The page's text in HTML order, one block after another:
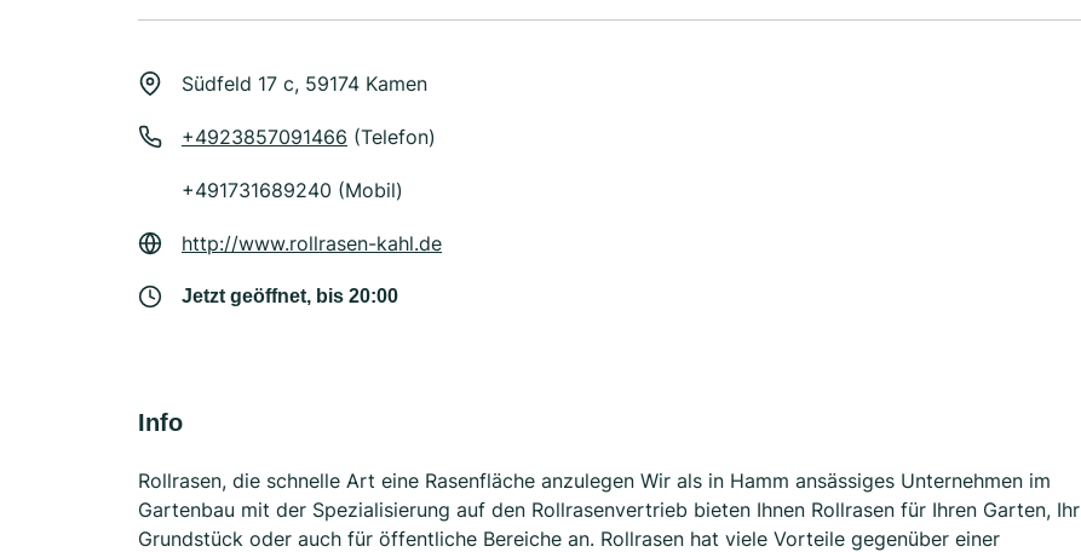
Südfeld 17 c, 59174 Kamen
+4923857091466 (Telefon)
+491731689240 (Mobil)
http://www.rollrasen-kahl.de
Jetzt geöffnet, bis 20:00
Info
Rollrasen, die schnelle Art eine Rasenfläche anzulegen Wir als in Hamm ansässiges Unternehmen im
Gartenbau mit der Spezialisierung auf den Rollrasenvertrieb bieten Ihnen Rollrasen für Ihren Garten, Ihr
Grundstück oder auch für öffentliche Bereiche an. Rollrasen hat viele Vorteile gegenüber einer